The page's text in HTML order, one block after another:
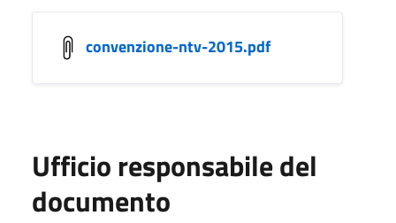
convenzione-ntv-2015.pdf
Ufficio responsabile del
documento